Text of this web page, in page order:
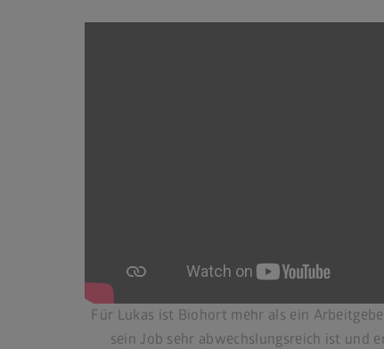
Für Lukas ist Biohort mehr als ein
sein Job sehr abwechslungsreich ist und